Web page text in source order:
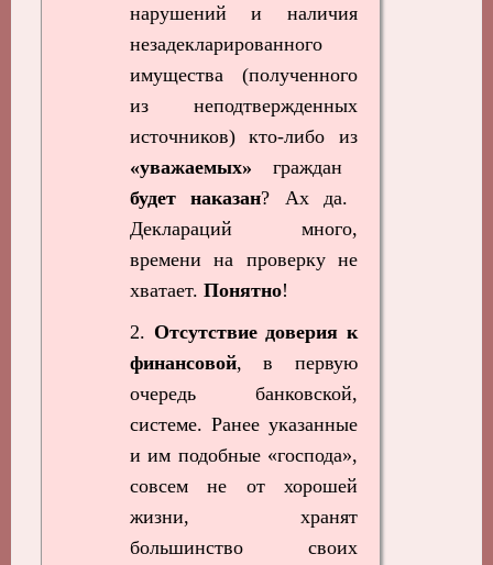
нарушений и наличия
незадекларированного
имущества (полученного
из неподтвержденных
источников) кто-либо из
«уважаемых» граждан
будет наказан? Ах да.
Деклараций много,
времени на проверку не
хватает. Понятно!
2. Отсутствие доверия к
финансовой, в первую
очередь банковской,
системе. Ранее указанные
и им подобные «господа»,
совсем не от хорошей
жизни, хранят
большинство своих